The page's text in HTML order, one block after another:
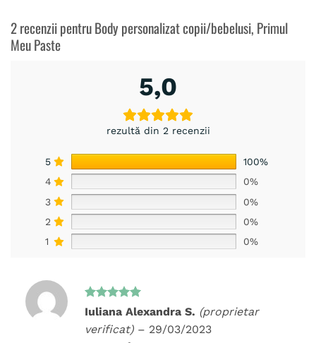
2 recenzii pentruBody personalizat copii/bebelusi, Primul
Meu Paste
5,0
rezultă din 2 recenzii
5
100%
4
0%
3
0%
2
0%
1
0%
Evaluat la
din 5
Iuliana Alexandra S. (proprietar
verificat) – 29/03/2023